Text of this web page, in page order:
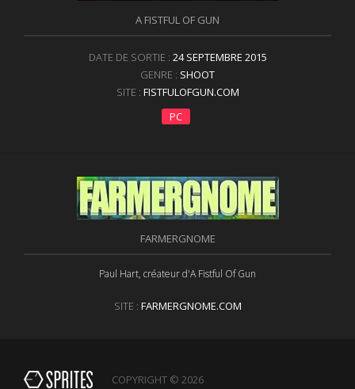
A FISTFUL OF GUN
DATE DE SORTIE : 24 SEPTEMBRE 2015
GENRE : SHOOT
SITE : FISTFULOFGUN.COM
PC
FARMERGNOME
Paul Hart, créateur d'A Fistful Of Gun
SITE : FARMERGNOME.COM
COPYRIGHT © 2026